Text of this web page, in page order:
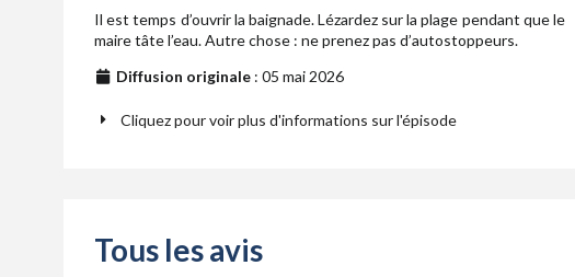
Il est temps d’ouvrir la baignade. Lézardez sur la plage pendant que le
maire tâte l’eau. Autre chose : ne prenez pas d’autostoppeurs.
Diffusion originale : 05 mai 2026
Cliquez pour voir plus d'informations sur l'épisode
Tous les avis